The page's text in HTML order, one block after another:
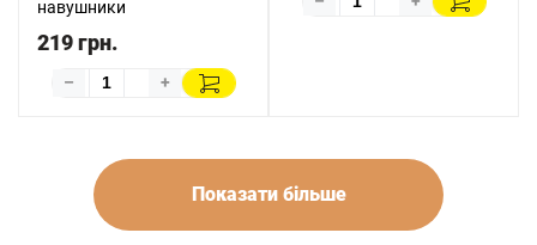
навушники
219 грн.
– +
Показати більше